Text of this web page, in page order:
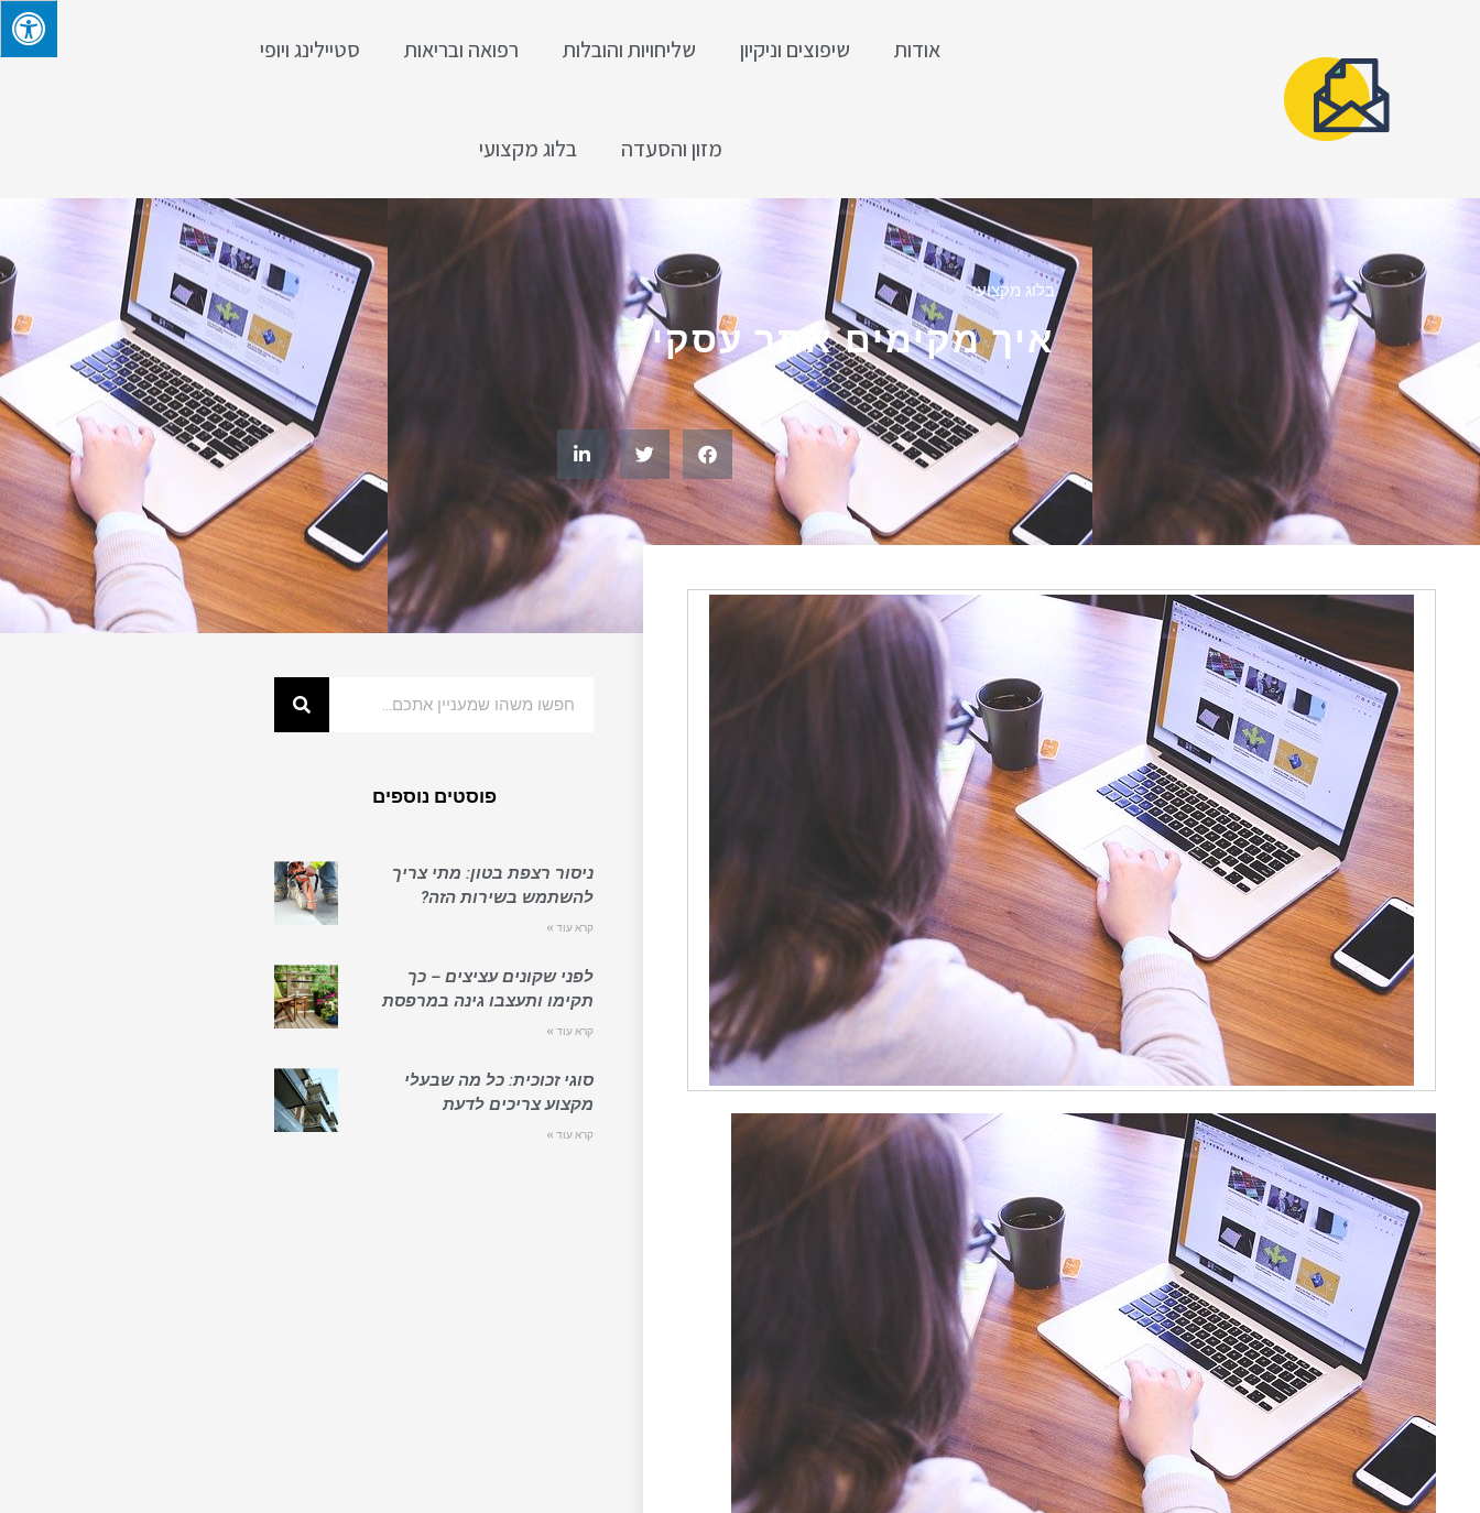
אודות שיפוצים וניקיון שליחויות והובלות רפואה ובריאות סטיילינג ויופי
מזון והסעדה בלוג מקצועי
בלוג מקצועי
איך מקימים אתר עסקי?
פוסטים נוספים
ניסור רצפת בטון: מתי צריך
להשתמש בשירות הזה?
קרא עוד »
לפני שקונים עציצים – כך
תקימו ותעצבו גינה במרפסת
קרא עוד »
סוגי זכוכית: כל מה שבעלי
מקצוע צריכים לדעת
קרא עוד »